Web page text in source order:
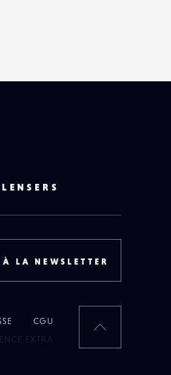
LA NEWSLETTER
CGU
EXTRA